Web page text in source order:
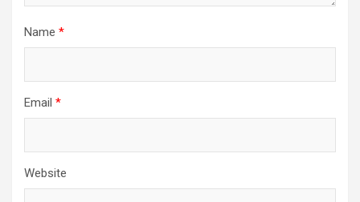
Name *
Email *
Website